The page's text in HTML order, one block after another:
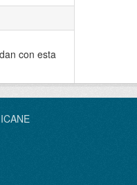
con esta